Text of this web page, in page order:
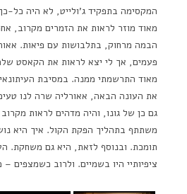
המקסימה בתפקיד ג'ולייט, לא היה כל-
מאוד מוזר לראות את הזמרים מקרוב,
הבמה מרחוק, בתלבושות עם פיאות.
פעמים, אך לי יצא לראות את הקאסט
מאוד התרשמתי ממנה. במסיבת
את העונה הבאה, אאורליה שרה לנו
גם כן של גונו, והיה מדהים לראות
משתתף בתהליך הפקת הקול. איך היא
תומכת. ובנוסף לזאת, היא גם משחקת.
ציפיותיי היו בשמיים. ולרוב כשמצפים